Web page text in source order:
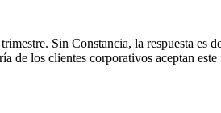
Sin Constancia, la respuesta es
de los clientes corporativos aceptan